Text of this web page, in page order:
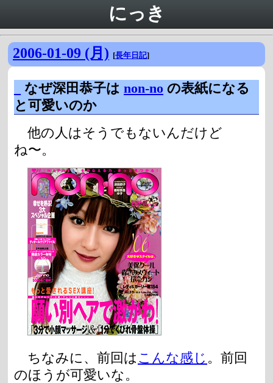
にっき
2006-01-09 (月) [長年日記]
なぜ深田恭子は non-no の表紙になる
と可愛いのか
他の人はそうでもないんだけど
ね〜。
ちなみに、前回は こんな感じ 。前回
のほうが可愛いな。